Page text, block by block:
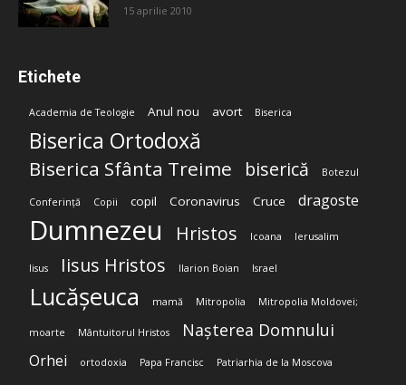
15 aprilie 2010
Etichete
Academia de Teologie Anul nou avort Biserica
Biserica Ortodoxă
Biserica Sfânta Treime biserică Botezul
Conferință Copii copil Coronavirus Cruce dragoste
Dumnezeu Hristos Icoana Ierusalim
Iisus Iisus Hristos Ilarion Boian Israel
Lucășeuca mamă Mitropolia Mitropolia Moldovei;
moarte Mântuitorul Hristos Nașterea Domnului
Orhei ortodoxia Papa Francisc Patriarhia de la Moscova